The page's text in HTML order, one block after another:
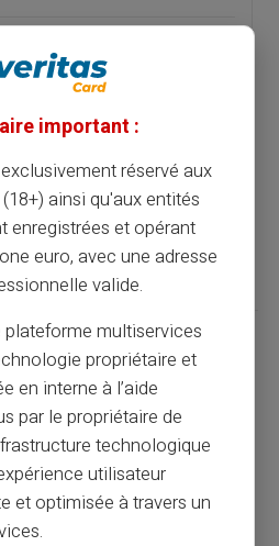
achats en ligne : un
outil moderne et pratique
Article suivant
important :
réservé aux
ainsi qu'aux entités
enregistrées et opérant
euro, avec une adresse
valide.
plateforme multiservices
propriétaire et
en interne à l’aide
par le propriétaire de
technologique
utilisateur
et optimisée à travers un